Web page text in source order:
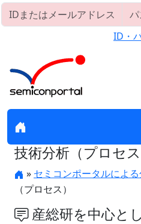
ID・
技術分析（プロセス
» セミコンポータルによ
（プロセス）
産総研を中心と